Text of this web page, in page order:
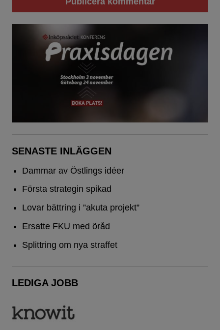
SENASTE INLÄGGEN
Dammar av Östlings idéer
Första strategin spikad
Lovar bättring i ”akuta projekt”
Ersatte FKU med öråd
Splittring om nya straffet
LEDIGA JOBB